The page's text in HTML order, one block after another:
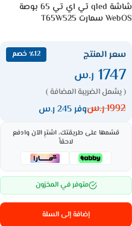
شاشة qled تي اي تي 65 بوصة
WebOS سمارت T65W525
سعر المنتج ٪12 خصم
1747 ر.س
( يشمل الضريبة المضافة )
1992ر.سوفر 245 ر.س
قسّمها على طريقتك، اشترِ الآن وادفع
لاحقاً
متوفر في المخزون
إضافة إلى السلة